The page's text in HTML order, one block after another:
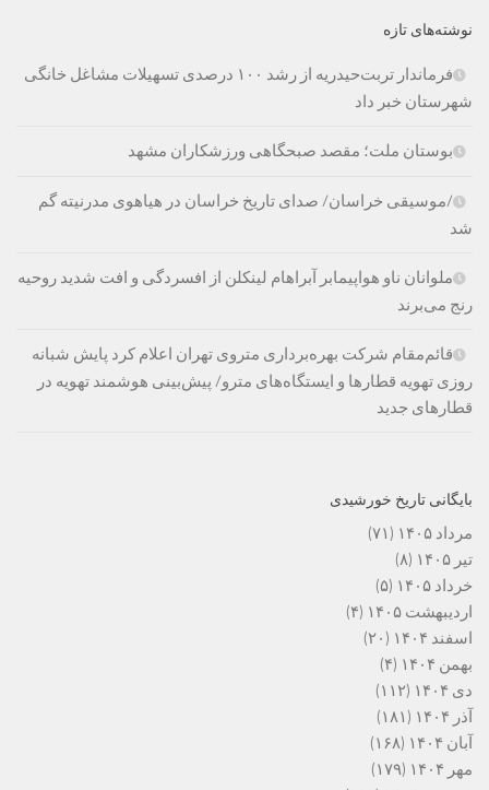
نوشته‌های تازه
فرماندار تربت‌حیدریه از رشد ۱۰۰ درصدی تسهیلات مشاغل خانگی
شهرستان خبر داد
بوستان ملت؛ مقصد صبحگاهی ورزشکاران مشهد
/موسیقی خراسان/ صدای تاریخ خراسان در هیاهوی مدرنیته گم
شد
ملوانان ناو هواپیمابر آبراهام لینکلن از افسردگی و افت شدید روحیه
رنج می‌برند
قائم‌مقام شرکت بهره‌برداری متروی تهران اعلام کرد پایش شبانه
روزی تهویه قطارها و ایستگاه‌های مترو/ پیش‌بینی هوشمند تهویه در
قطارهای جدید
بایگانی تاریخ خورشیدی
مرداد ۱۴۰۵
(۷۱)
تیر ۱۴۰۵
(۸)
خرداد ۱۴۰۵
(۵)
اردیبهشت ۱۴۰۵
(۴)
اسفند ۱۴۰۴
(۲۰)
بهمن ۱۴۰۴
(۴)
دی ۱۴۰۴
(۱۱۲)
آذر ۱۴۰۴
(۱۸۱)
آبان ۱۴۰۴
(۱۶۸)
مهر ۱۴۰۴
(۱۷۹)